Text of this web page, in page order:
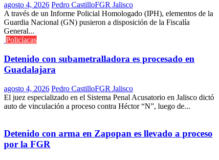
agosto 4, 2026 Pedro CastilloFGR Jalisco
A través de un Informe Policial Homologado (IPH), elementos de la
Guardia Nacional (GN) pusieron a disposición de la Fiscalía
General...
Policíacas
Detenido con subametralladora es procesado en
Guadalajara
agosto 4, 2026 Pedro CastilloFGR Jalisco
El juez especializado en el Sistema Penal Acusatorio en Jalisco dictó
auto de vinculación a proceso contra Héctor “N”, luego de...
Detenido con arma en Zapopan es llevado a proceso
por la FGR